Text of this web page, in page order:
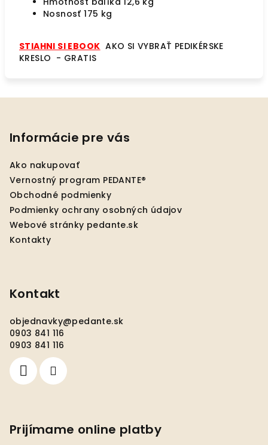
Nosnosť 175 kg
STIAHNI SI EBOOK AKO SI VYBRAŤ PEDIKÉRSKE
KRESLO - GRATIS
Informácie pre vás
Ako nakupovať
Vernostný program PEDANTE®
Obchodné podmienky
Podmienky ochrany osobných údajov
Webové stránky pedante.sk
Kontakty
Kontakt
objednavky@pedante.sk
0903 841 116
0903 841 116
Prijímame online platby